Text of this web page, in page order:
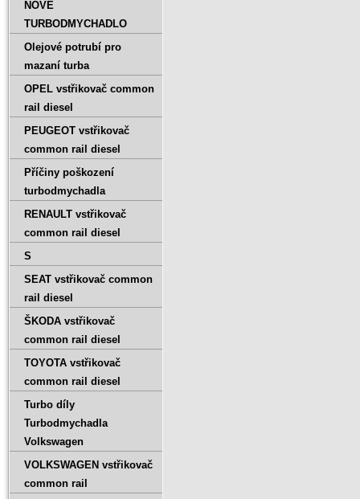
NOVÉ
TURBODMYCHADLO
Olejové potrubí pro
mazaní turba
OPEL vstřikovač common
rail diesel
PEUGEOT vstřikovač
common rail diesel
Příčiny poškození
turbodmychadla
RENAULT vstřikovač
common rail diesel
S
SEAT vstřikovač common
rail diesel
ŠKODA vstřikovač
common rail diesel
TOYOTA vstřikovač
common rail diesel
Turbo díly
Turbodmychadla
Volkswagen
VOLKSWAGEN vstřikovač
common rail